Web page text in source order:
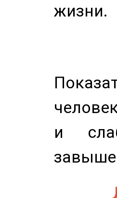
жизни.
и